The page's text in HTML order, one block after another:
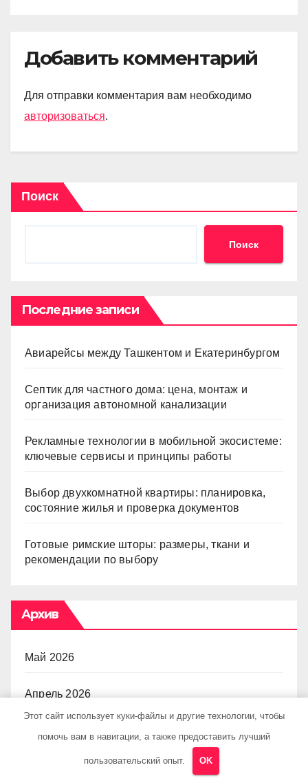
Добавить комментарий
Для отправки комментария вам необходимо
авторизоваться.
Поиск
Поиск
Последние записи
Авиарейсы между Ташкентом и Екатеринбургом
Септик для частного дома: цена, монтаж и
организация автономной канализации
Рекламные технологии в мобильной экосистеме:
ключевые сервисы и принципы работы
Выбор двухкомнатной квартиры: планировка,
состояние жилья и проверка документов
Готовые римские шторы: размеры, ткани и
рекомендации по выбору
Архив
Май 2026
Апрель 2026
Январь 2026
Этот сайт использует куки-файлы и другие технологии, чтобы
помочь вам в навигации, а также предоставить лучший
пользовательский опыт. OK